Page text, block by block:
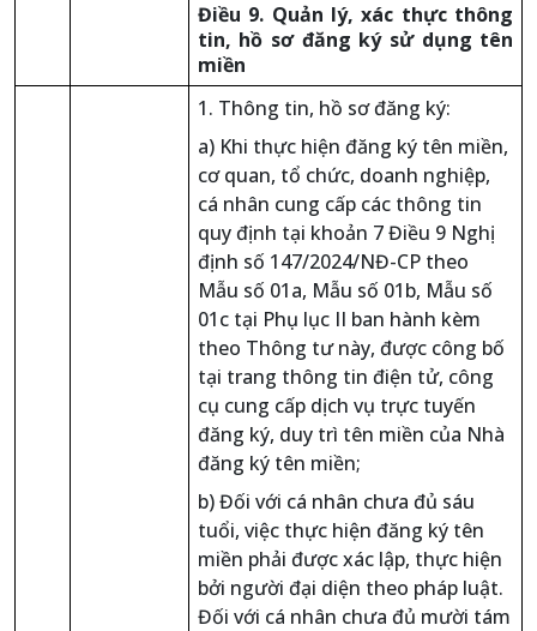
Điều 9. Quản lý, xác thực thông
tin, hồ sơ đăng ký sử dụng tên
miền
1. Thông tin, hồ sơ đăng ký:
a) Khi thực hiện đăng ký tên miền,
cơ quan, tổ chức, doanh nghiệp,
cá nhân cung cấp các thông tin
quy định tại khoản 7 Điều 9 Nghị
định số 147/2024/NĐ-CP theo
Mẫu số 01a, Mẫu số 01b, Mẫu số
01c tại Phụ lục II ban hành kèm
theo Thông tư này, được công bố
tại trang thông tin điện tử, công
cụ cung cấp dịch vụ trực tuyến
đăng ký, duy trì tên miền của Nhà
đăng ký tên miền;
b) Đối với cá nhân chưa đủ sáu
tuổi, việc thực hiện đăng ký tên
miền phải được xác lập, thực hiện
bởi người đại diện theo pháp luật.
Đối với cá nhân chưa đủ mười tám